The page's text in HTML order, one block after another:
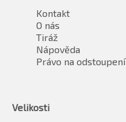
Kontakt
O nás
Tiráž
Nápověda
Právo na odstoupení
Velikosti